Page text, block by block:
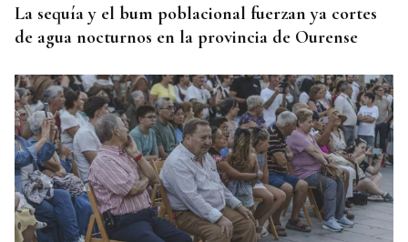
La sequía y el bum poblacional fuerzan ya cortes
de agua nocturnos en la provincia de Ourense